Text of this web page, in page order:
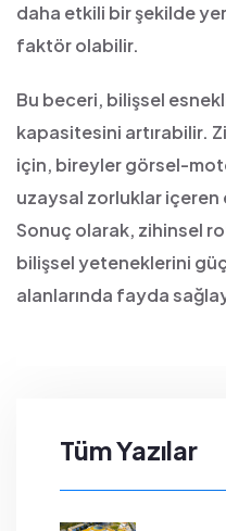
daha etkili bir şekilde
faktör olabilir.
Bu beceri, bilişsel
kapasitesini artırabilir.
için, bireyler görsel-
uzaysal zorluklar
Sonuç olarak, zihinsel
bilişsel yeteneklerini
alanlarında fayda
Tüm Yazılar